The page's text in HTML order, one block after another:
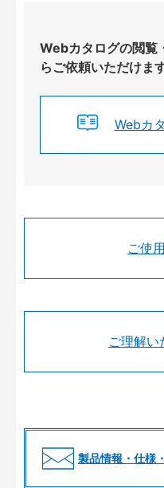
Webカタログの閲覧
らご依頼いただけます
Webカ
ご使
ご理解い
製品情報・仕様